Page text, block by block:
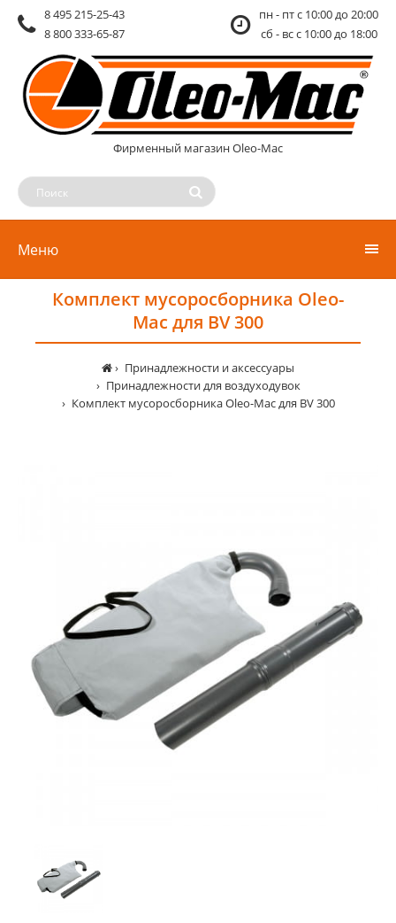
8 495 215-25-43
8 800 333-65-87
пн - пт c 10:00 до 20:00
сб - вс c 10:00 до 18:00
Фирменный магазин Oleo-Mac
Меню
Комплект мусоросборника Oleo-
Mac для BV 300
Принадлежности и аксессуары
Принадлежности для воздуходувок
Комплект мусоросборника Oleo-Mac для BV 300